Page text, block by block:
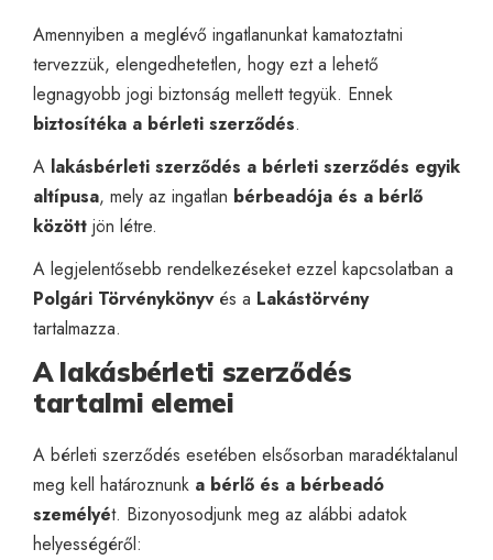
Amennyiben a meglévő ingatlanunkat kamatoztatni
tervezzük, elengedhetetlen, hogy ezt a lehető
legnagyobb jogi biztonság mellett tegyük. Ennek
biztosítéka a bérleti szerződés.
A lakásbérleti szerződés a bérleti szerződés egyik
altípusa, mely az ingatlan bérbeadója és a bérlő
között jön létre.
A legjelentősebb rendelkezéseket ezzel kapcsolatban a
Polgári Törvénykönyvés a Lakástörvény
tartalmazza.
A lakásbérleti szerződés
tartalmi elemei
A bérleti szerződés esetében elsősorban maradéktalanul
meg kell határoznunk a bérlő és a bérbeadó
személyét. Bizonyosodjunk meg az alábbi adatok
helyességéről: